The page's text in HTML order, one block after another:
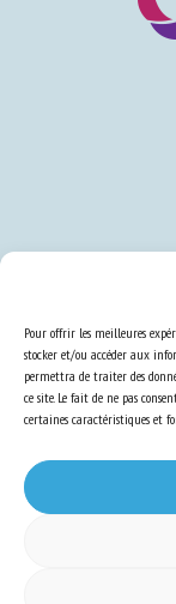
Pour offrir les meilleures
stocker et/ou accéder aux
permettra de traiter des
ce site. Le fait de ne pas
certaines caractéristiques et